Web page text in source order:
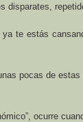
disparates,
te estás
pocas de
ocurre